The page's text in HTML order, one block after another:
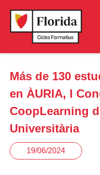
Más de 130
en ÀURIA, I
CoopLearning
Universitària
19/06/2024